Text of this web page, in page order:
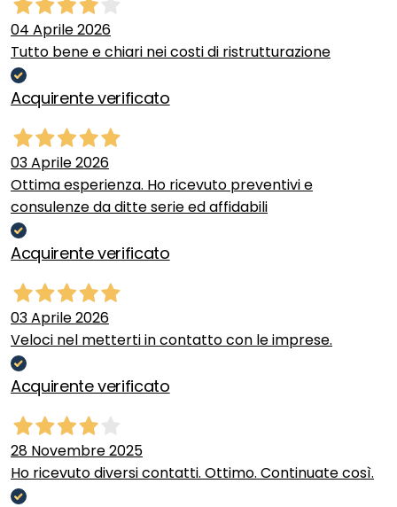
04 Aprile 2026
Tutto bene e chiari nei costi di ristrutturazione
Acquirente verificato
03 Aprile 2026
Ottima esperienza. Ho ricevuto preventivi e
consulenze da ditte serie ed affidabili
Acquirente verificato
03 Aprile 2026
Veloci nel metterti in contatto con le imprese.
Acquirente verificato
28 Novembre 2025
Ho ricevuto diversi contatti. Ottimo. Continuate così.